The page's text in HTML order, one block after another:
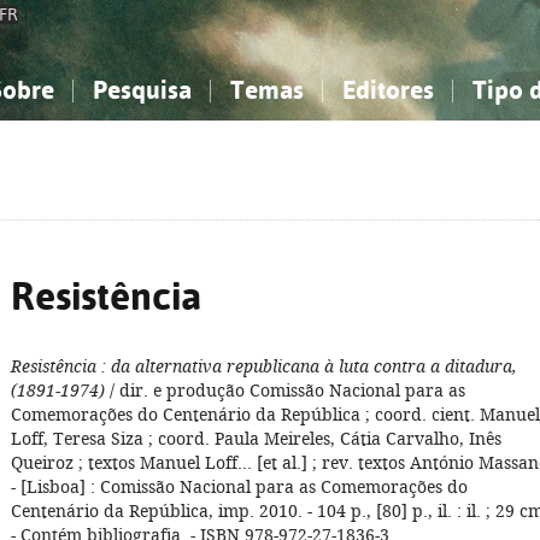
FR
Pesquisa Temas Editores Tipo
Resistência
Resistência : da alternativa republicana à luta contra a ditadura,
(1891-1974) / dir. e produção Comissão Nacional para as
Comemorações do Centenário da República ; coord. cient. Manuel
Loff, Teresa Siza ; coord. Paula Meireles, Cátia Carvalho, Inês
Queiroz ; textos Manuel Loff... [et al.] ; rev. textos António
- [Lisboa] : Comissão Nacional para as Comemorações do
Centenário da República, imp. 2010. - 104 p., [80] p., il. : il. ; 29
- Contém bibliografia. - ISBN 978-972-27-1836-3